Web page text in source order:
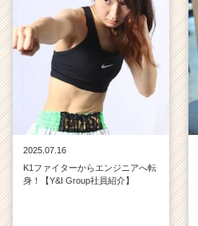
2025.07.16
K1ファイターからエンジニアへ転
身！【Y&I Group社員紹介】